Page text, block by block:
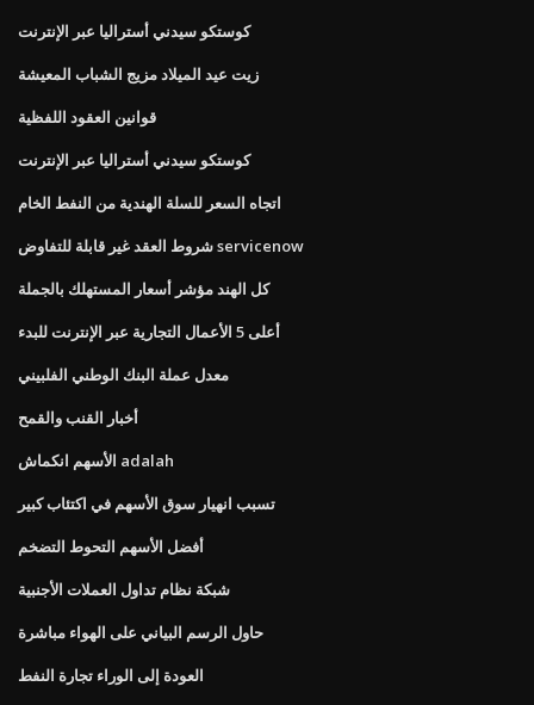
كوستكو سيدني أستراليا عبر الإنترنت
زيت عيد الميلاد مزيج الشباب المعيشة
قوانين العقود اللفظية
كوستكو سيدني أستراليا عبر الإنترنت
اتجاه السعر للسلة الهندية من النفط الخام
شروط العقد غير قابلة للتفاوض servicenow
كل الهند مؤشر أسعار المستهلك بالجملة
أعلى 5 الأعمال التجارية عبر الإنترنت للبدء
معدل عملة البنك الوطني الفلبيني
أخبار القنب والقمح
الأسهم انكماش adalah
تسبب انهيار سوق الأسهم في اكتئاب كبير
أفضل الأسهم التحوط التضخم
شبكة نظام تداول العملات الأجنبية
حاول الرسم البياني على الهواء مباشرة
العودة إلى الوراء تجارة النفط